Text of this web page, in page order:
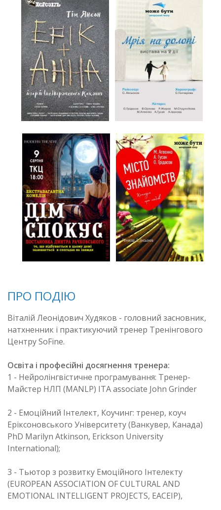
ПРО ПОДІЮ
Віталій Леонідович Худяков - головний засновник,
натхненник і практикуючий тренер Тренінгового
Центру SoFine.
Освіта і професійні досягнення тренера:
1 - Нейролінгвістичне програмування: Тренер-
Майстер НЛП (MANLP) ITA associate John Grinder
2 - Емоційний Інтелект, Коучинг: тренер, коуч
Еріксоновського Університету (Ванкувер, Канада)
PhD Marilyn Atkinson, Erickson University
International);
3 - Тьютор з розвитку Емоційного Інтелекту
(EUROPEAN ASSOCIATION OF CULTURAL AND
EMOTIONAL INTELLIGENT PROJECTS, EACEIP),